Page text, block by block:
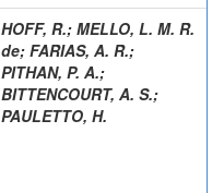
HOFF, R.; MELLO, L. M. R.
de; FARIAS, A. R.;
PITHAN, P. A.;
BITTENCOURT, A. S.;
PAULETTO, H.